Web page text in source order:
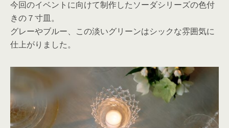
今回のイベントに向けて制作したソーダシリーズの色付
きの７寸皿。
グレーやブルー、この淡いグリーンはシックな雰囲気に
仕上がりました。